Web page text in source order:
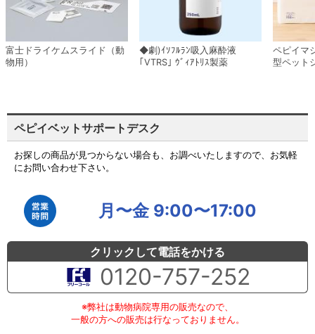
富士ドライケムスライド（動
物用）
◆劇)ｲｿﾌﾙﾗﾝ吸入麻酔液
｢VTRS｣ ｳﾞｨｱﾄﾘｽ製薬
ペピイマ
型ペット
ペピイベットサポートデスク
お探しの商品が見つからない場合も、お調べいたしますので、お気軽
にお問い合わせ下さい。
月〜金 9:00〜17:00
クリックして電話をかける
0120-757-252
※弊社は動物病院専用の販売なので、
一般の方への販売は行なっておりません。